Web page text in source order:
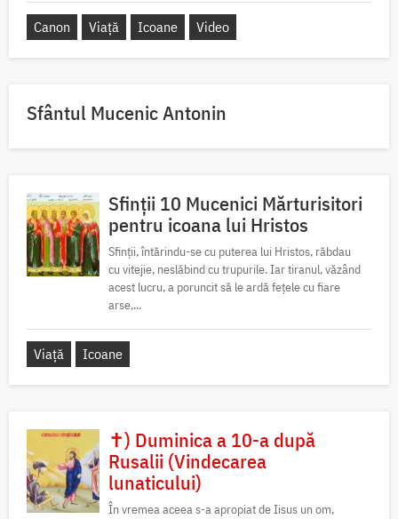
Canon Viață Icoane Video
Sfântul Mucenic Antonin
Sfinții 10 Mucenici Mărturisitori
pentru icoana lui Hristos
Sfinții, întărindu-se cu puterea lui Hristos, răbdau
cu vitejie, neslăbind cu trupurile. Iar tiranul, văzând
acest lucru, a poruncit să le ardă fețele cu fiare
arse,...
Viață Icoane
✝) Duminica a 10-a după
Rusalii (Vindecarea
lunaticului)
În vremea aceea s-a apropiat de Iisus un om,